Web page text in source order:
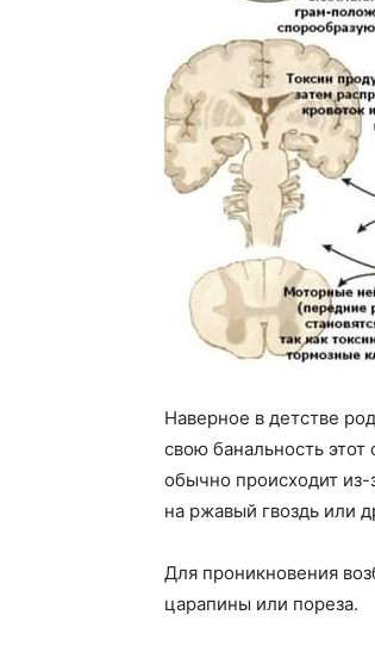
Наверное в детстве
свою банальность
обычно происходит из-
на ржавый гвоздь или
Для проникновения
царапины или пореза.